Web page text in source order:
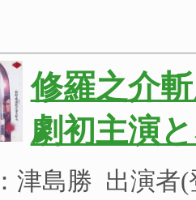
修羅之介
劇初主演
島勝 出演者(